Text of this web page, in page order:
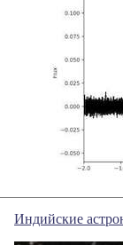
Индийские